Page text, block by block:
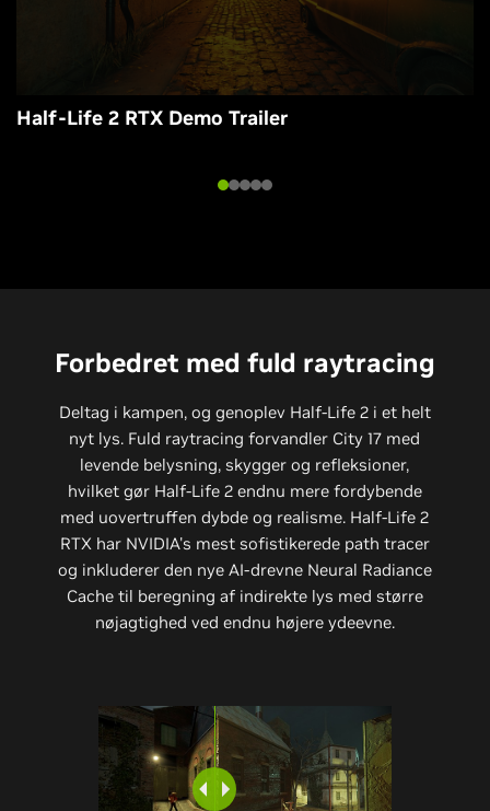
Half-Life 2 RTX Demo Trailer
Forbedret med fuld raytracing
Deltag i kampen, og genoplev Half-Life 2 i et helt
nyt lys. Fuld raytracing forvandler City 17 med
levende belysning, skygger og refleksioner,
hvilket gør Half-Life 2 endnu mere fordybende
med uovertruffen dybde og realisme. Half-Life 2
RTX har NVIDIA's mest sofistikerede path tracer
og inkluderer den nye AI-drevne Neural Radiance
Cache til beregning af indirekte lys med større
nøjagtighed ved endnu højere ydeevne.